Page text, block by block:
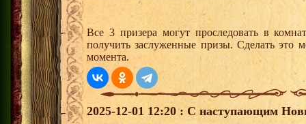
Все 3 призера могут проследовать в
получить заслуженные призы. Сделать это
момента.
2025-12-01 12:20 : С наступающим